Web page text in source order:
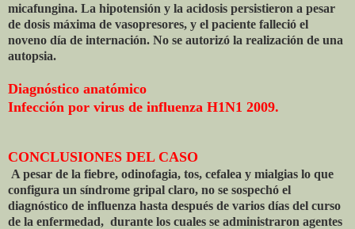
micafungina. La hipotensión y la acidosis persistieron a pesar
de dosis máxima de vasopresores, y el paciente falleció el
noveno día de internación. No se autorizó la realización de una
autopsia.
Diagnóstico anatómico
Infección por virus de influenza H1N1 2009.
CONCLUSIONES DEL CASO
A pesar de la fiebre, odinofagia, tos, cefalea y mialgias lo que
configura un síndrome gripal claro, no se sospechó el
diagnóstico de influenza hasta después de varios días del curso
de la enfermedad, durante los cuales se administraron agentes